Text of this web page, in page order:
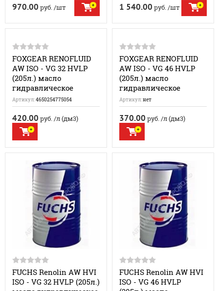
970.00 руб./шт 1 540.00 руб./шт
FOXGEAR RENOFLUID
AW ISO - VG 32 HVLP
(205л.) масло
гидравлическое
Артикул:4650254775054
420.00 руб./л (дм3)
FOXGEAR RENOFLUID
AW ISO - VG 46 HVLP
(205л.) масло
гидравлическое
Артикул:нет
370.00 руб./л (дм3)
FUCHS Renolin AW HVI
ISO - VG 32 HVLP (205л.)
FUCHS Renolin AW HVI
ISO - VG 46 HVLP